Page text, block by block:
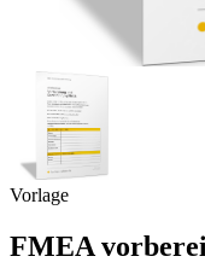
Vorlage
FMEA